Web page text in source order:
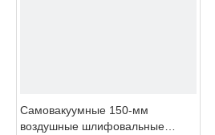
Самовакуумные 150-мм
воздушные шлифовальные